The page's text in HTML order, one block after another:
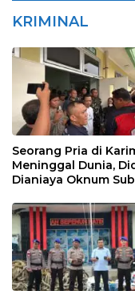
KRIMINAL
Seorang Pria di
Meninggal Dunia,
Dianiaya Oknum